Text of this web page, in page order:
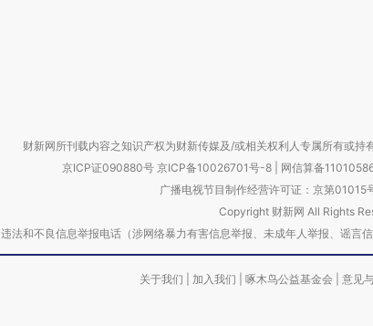
财新网所刊载内容之知识产权为财新传媒及/或相关权利人专属所有或持
京ICP证090880号 京ICP备10026701号-8 网信算备
广播电视节目制作经营许可证：京第01015
Copyright 财新网 All Rights
违法和不良信息举报电话（涉网络暴力有害信息举报、未成年人举报、
关于我们 加入我们 啄木鸟公益基金会 意见